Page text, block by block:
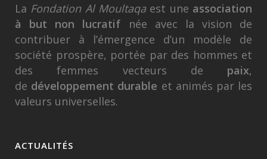
La Fondation Al Moultaqaest une association
à but non lucratif née avec la vision de
contribuer à l’émergence d’un modèle de
société prospère, portée par des hommes et
des femmes vecteurs de paix,
de développement durable et animés par les
valeurs universelles.
ACTUALITÉS